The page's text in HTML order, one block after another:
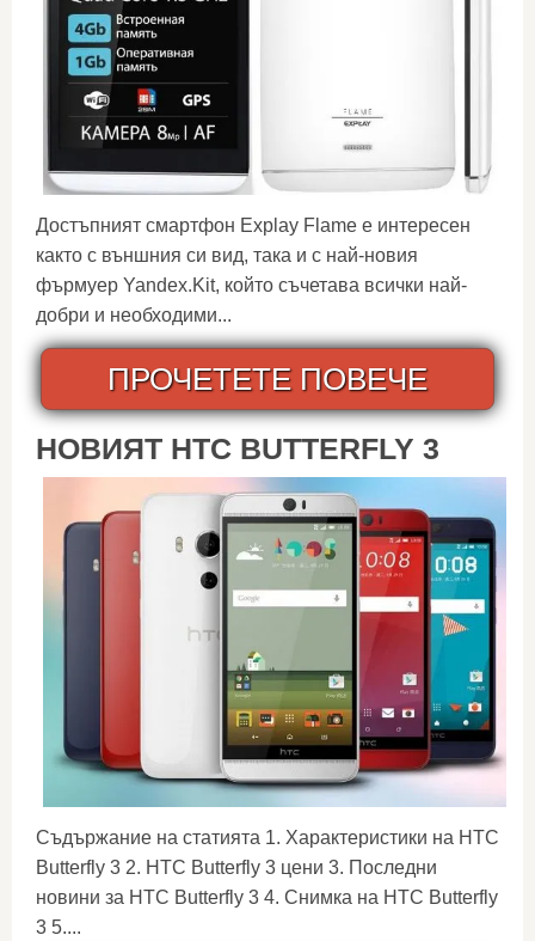
Достъпният смартфон Explay Flame е интересен
както с външния си вид, така и с най-новия
фърмуер Yandex.Kit, който съчетава всички най-
добри и необходими...
ПРОЧЕТЕТЕ ПОВЕЧЕ
НОВИЯТ HTC BUTTERFLY 3
Съдържание на статията 1. Характеристики на HTC
Butterfly 3 2. HTC Butterfly 3 цени 3. Последни
новини за HTC Butterfly 3 4. Снимка на HTC Butterfly
3 5....